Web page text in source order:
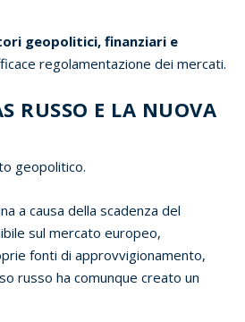
geopolitici, finanziari e
regolamentazione dei mercati.
RUSSO E LA NUOVA
geopolitico.
a causa della scadenza del
sul mercato europeo,
fonti di approvvigionamento,
russo ha comunque creato un